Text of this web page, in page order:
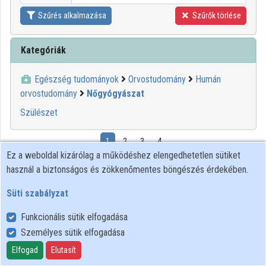
Szűrés alkalmazása Szűrők törlése
Kategóriák
Egészség tudományok Orvostudomány
Humán
orvostudomány
Nőgyógyászat
Szülészet
1 2 3 4
00:08:07
Ez a weboldal kizárólag a működéshez elengedhetetlen sütiket
használ a biztonságos és zökkenőmentes böngészés érdekében.
Süti szabályzat
Funkcionális sütik elfogadása
Személyes sütik elfogadása
Elfogad Elutasít